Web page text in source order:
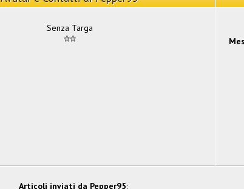
Senza Targa
Articoli inviati da Pepper95: